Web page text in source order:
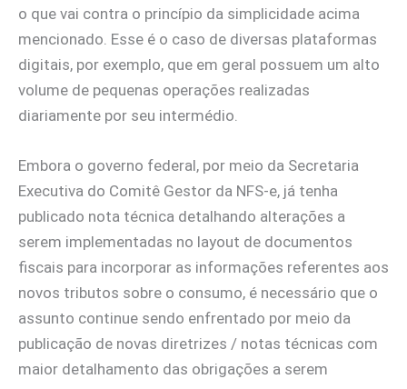
o que vai contra o princípio da simplicidade acima
mencionado. Esse é o caso de diversas plataformas
digitais, por exemplo, que em geral possuem um alto
volume de pequenas operações realizadas
diariamente por seu intermédio.
Embora o governo federal, por meio da Secretaria
Executiva do Comitê Gestor da NFS-e, já tenha
publicado nota técnica detalhando alterações a
serem implementadas no layout de documentos
fiscais para incorporar as informações referentes aos
novos tributos sobre o consumo, é necessário que o
assunto continue sendo enfrentado por meio da
publicação de novas diretrizes / notas técnicas com
maior detalhamento das obrigações a serem